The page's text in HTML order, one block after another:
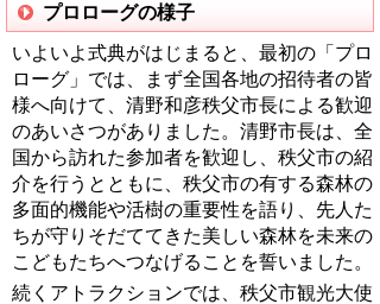
プロローグの様子
いよいよ式典がはじまると、最初の「プロ
ローグ」では、まず全国各地の招待者の皆
様へ向けて、清野和彦秩父市長による歓迎
のあいさつがありました。清野市長は、全
国から訪れた参加者を歓迎し、秩父市の紹
介を行うとともに、秩父市の有する森林の
多面的機能や活樹の重要性を語り、先人た
ちが守りそだててきた美しい森林を未来の
こどもたちへつなげることを誓いました。
続くアトラクションでは、秩父市観光大使